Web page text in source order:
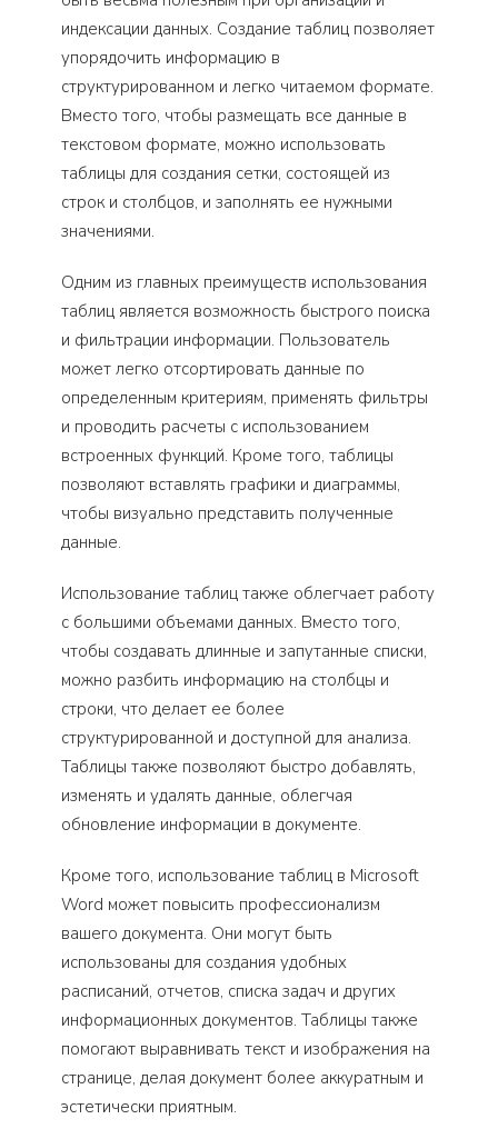
индексации данных. Создание таблиц позволяет
упорядочить информацию в
структурированном и легко читаемом формате.
Вместо того, чтобы размещать все данные в
текстовом формате, можно использовать
таблицы для создания сетки, состоящей из
строк и столбцов, и заполнять ее нужными
значениями.
Одним из главных преимуществ использования
таблиц является возможность быстрого поиска
и фильтрации информации. Пользователь
может легко отсортировать данные по
определенным критериям, применять фильтры
и проводить расчеты с использованием
встроенных функций. Кроме того, таблицы
позволяют вставлять графики и диаграммы,
чтобы визуально представить полученные
данные.
Использование таблиц также облегчает работу
с большими объемами данных. Вместо того,
чтобы создавать длинные и запутанные списки,
можно разбить информацию на столбцы и
строки, что делает ее более
структурированной и доступной для анализа.
Таблицы также позволяют быстро добавлять,
изменять и удалять данные, облегчая
обновление информации в документе.
Кроме того, использование таблиц в Microsoft
Word может повысить профессионализм
вашего документа. Они могут быть
использованы для создания удобных
расписаний, отчетов, списка задач и других
информационных документов. Таблицы также
помогают выравнивать текст и изображения на
странице, делая документ более аккуратным и
эстетически приятным.